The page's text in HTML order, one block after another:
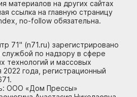
материалов на других сайтах
ссылка на главную страницу
no-follow обязательна.
71" (n71.ru) зарегистрировано
по надзору в сфере
технологий и массовых
года, регистрационный
ООО «Дом Прессы»